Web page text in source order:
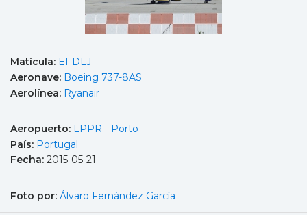
Matícula: EI-DLJ
Aeronave: Boeing 737-8AS
Aerolínea: Ryanair
Aeropuerto: LPPR - Porto
País: Portugal
Fecha: 2015-05-21
Foto por: Álvaro Fernández García